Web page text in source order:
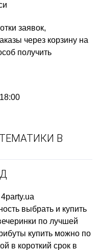
заявок,
через корзину на
получить
В
4party.ua
выбрать и купить
по лучшей
купить можно по
в короткий срок в